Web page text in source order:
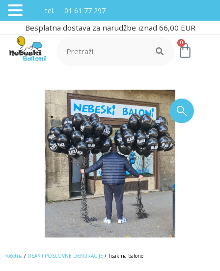
Besplatna dostava za narudžbe iznad 66,00 EUR
0
Početna / TISAK I POSLOVNE DEKORACIJE / Tisak na balone
tel. 01 61 77 297